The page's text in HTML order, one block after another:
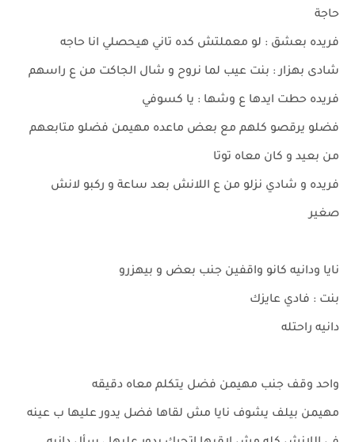
حاجة
فريده بعشق : لو معملتش كده تاني هيحصلي انا حاجه
شادى بهزار : بنت عيب لما نروح و شال الجاكت من ع راسهم
فريده حطت ايدها ع وشها : يا كسوفي
فضلو يرقصو كلهم مع بعض ماعده مهيمن فضلو متابعهم
من بعيد و كان معاه توتا
فريده و شادي نزلو من ع اللانش بعد ساعة و ركبو لانش
صغير
نايا ودانيه كانو واقفين جنب بعض و بيهزرو
بنت : فادي عايزك
دانيه راحتله
واحد وقف جنب مهيمن فضل يتكلم معاه دقيقه
مهيمن بيلف يشوف نايا مش لقاها فضل يدور عليها ب عينه